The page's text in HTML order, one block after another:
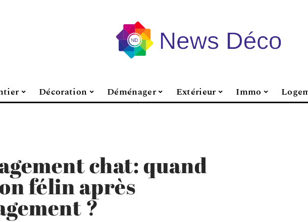
Décoration Déménager Extérieur Immo
chat: quand
félin après
?